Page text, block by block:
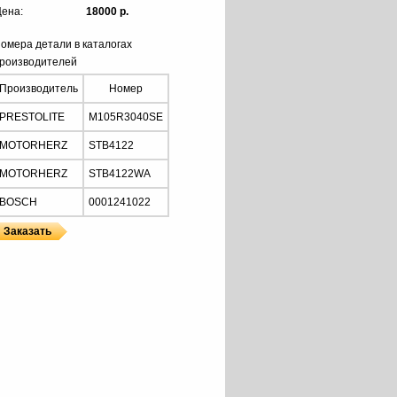
18000 р.
детали в каталогах
Производитель Номер
PRESTOLITE M105R3040SE
MOTORHERZ STB4122
MOTORHERZ STB4122WA
BOSCH 0001241022